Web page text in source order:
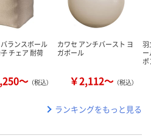
ランスボール
チェア 耐荷
～ （税込）
カワセ アンチバースト ヨ
ガボール
￥2,112～ （税込）
羽
ランキングをもっと見る